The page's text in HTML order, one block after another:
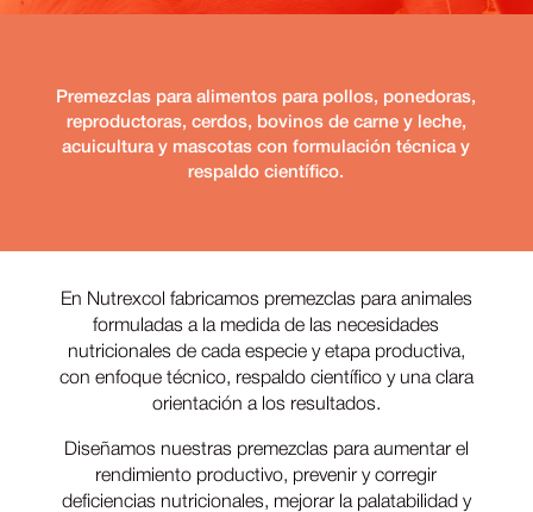
Premezclas para alimentos para pollos, ponedoras,
reproductoras, cerdos, bovinos de carne y leche,
acuicultura y mascotas con formulación técnica y
respaldo científico.
En Nutrexcol fabricamos premezclas para animales
formuladas a la medida de las necesidades
nutricionales de cada especie y etapa productiva,
con enfoque técnico, respaldo científico y una clara
orientación a los resultados.
Diseñamos nuestras premezclas para aumentar el
rendimiento productivo, prevenir y corregir
deficiencias nutricionales, mejorar la palatabilidad y